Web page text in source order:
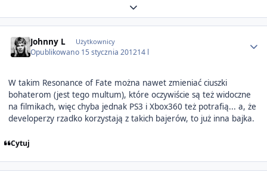
Expand topic overview
Johnny L Użytkownicy
Opublikowano 15 stycznia 201214 l
W takim Resonance of Fate można nawet zmieniać ciuszki
bohaterom (jest tego multum), które oczywiście są też widoczne
na filmikach, więc chyba jednak PS3 i Xbox360 też potrafią... a, że
developerzy rzadko korzystają z takich bajerów, to już inna bajka.
Cytuj